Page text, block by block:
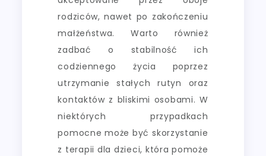
rodziców, nawet po zakończeniu
małżeństwa. Warto również
zadbać o stabilność ich
codziennego życia poprzez
utrzymanie stałych rutyn oraz
kontaktów z bliskimi osobami. W
niektórych przypadkach
pomocne może być skorzystanie
z terapii dla dzieci, która pomoże